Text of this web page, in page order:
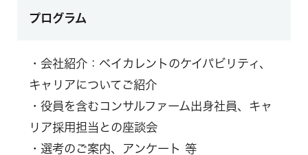
プログラム
・会社紹介：ベイカレントのケイパビリティ、
キャリアについてご紹介
・役員を含むコンサルファーム出身社員、キャ
リア採用担当との座談会
・選考のご案内、アンケート 等